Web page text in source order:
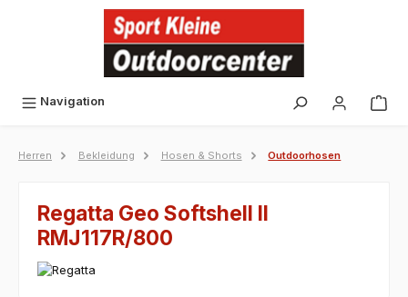
Navigation
Herren Bekleidung Hosen & Shorts Outdoorhosen
Regatta Geo Softshell II
RMJ117R/800